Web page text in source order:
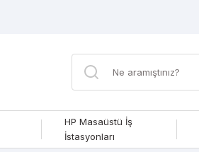
HP Masaüstü İş
İstasyonları